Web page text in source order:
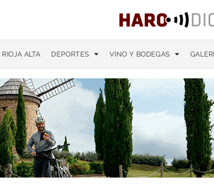
RIOJA ALTA DEPORTES VINO Y BODEGAS